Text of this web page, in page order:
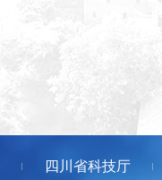
四川省科技厅